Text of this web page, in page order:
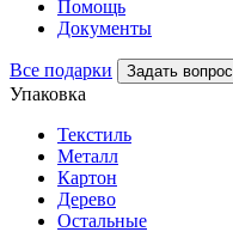
Помощь
Документы
Все подарки Задать вопрос
Упаковка
Текстиль
Металл
Картон
Дерево
Остальные